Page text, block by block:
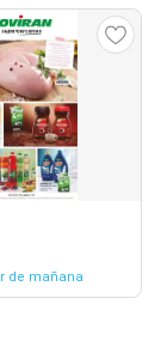
de mañana